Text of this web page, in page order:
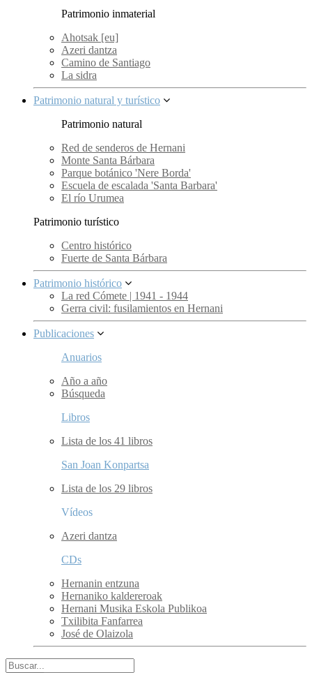
Patrimonio inmaterial
Ahotsak [eu]
Azeri dantza
Camino de Santiago
La sidra
Patrimonio natural y turístico
Patrimonio natural
Red de senderos de Hernani
Monte Santa Bárbara
Parque botánico 'Nere Borda'
Escuela de escalada 'Santa Barbara'
El río Urumea
Patrimonio turístico
Centro histórico
Fuerte de Santa Bárbara
Patrimonio histórico
La red Cómete | 1941 - 1944
Gerra civil: fusilamientos en Hernani
Publicaciones
Anuarios
Año a año
Búsqueda
Libros
Lista de los 41 libros
San Joan Konpartsa
Lista de los 29 libros
Vídeos
Azeri dantza
CDs
Hernanin entzuna
Hernaniko kaldereroak
Hernani Musika Eskola Publikoa
Txilibita Fanfarrea
José de Olaizola